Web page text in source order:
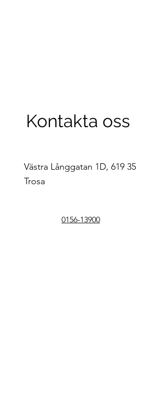
Kontakta oss
Västra Långgatan 1D, 619 35
Trosa
0156-13900